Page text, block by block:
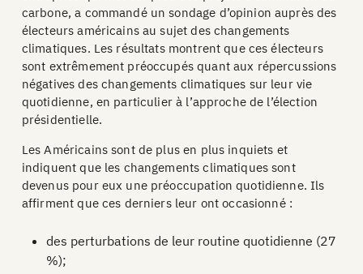
carbone, a commandé un sondage d’opinion auprès des
électeurs américains au sujet des changements
climatiques. Les résultats montrent que ces électeurs
sont extrêmement préoccupés quant aux répercussions
négatives des changements climatiques sur leur vie
quotidienne, en particulier à l’approche de l’élection
présidentielle.
Les Américains sont de plus en plus inquiets et
indiquent que les changements climatiques sont
devenus pour eux une préoccupation quotidienne. Ils
affirment que ces derniers leur ont occasionné :
des perturbations de leur routine quotidienne (27
%);